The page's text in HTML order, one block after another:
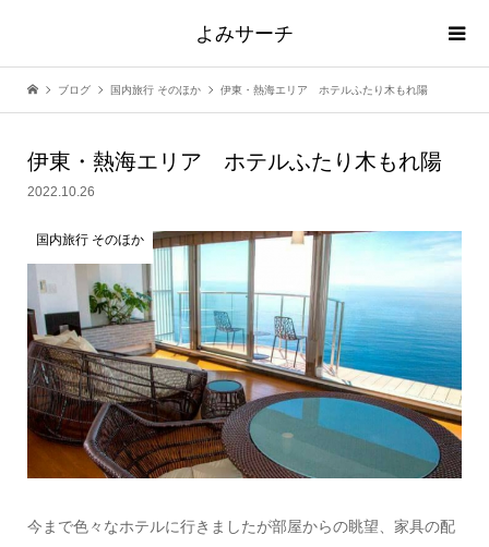
よみサーチ
ブログ 国内旅行 そのほか 伊東・熱海エリア ホテルふたり木もれ陽
伊東・熱海エリア ホテルふたり木もれ陽
2022.10.26
国内旅行 そのほか
今まで色々なホテルに行きましたが部屋からの眺望、家具の配